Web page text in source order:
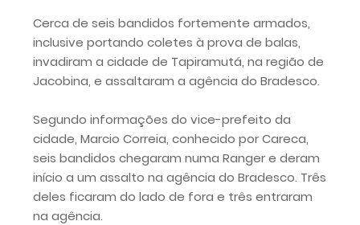
Cerca de seis bandidos fortemente armados,
inclusive portando coletes à prova de balas,
invadiram a cidade de Tapiramutá, na região de
Jacobina, e assaltaram a agência do Bradesco.
Segundo informações do vice-prefeito da
cidade, Marcio Correia, conhecido por Careca,
seis bandidos chegaram numa Ranger e deram
início a um assalto na agência do Bradesco. Três
deles ficaram do lado de fora e três entraram
na agência.